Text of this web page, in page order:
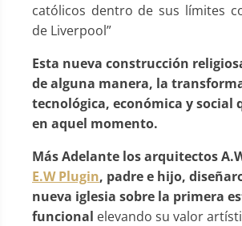
católicos dentro de sus límites
de Liverpool”
Esta nueva construcción
de alguna manera, la
tecnológica, económica y social
en aquel momento.
Más Adelante los arquitectos
E.W Plugin, padre e hijo,
nueva iglesia sobre la primera
funcional elevando su valor